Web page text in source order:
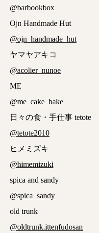
@barbookbox
Ojn Handmade Hut
@ojn_handmade_hut
ヤマヤアキコ
@acolier_nunoe
ME
@me_cake_bake
日々の食・手仕事 tetote
@tetote2010
ヒメミズキ
@himemizuki
spica and sandy
@spica_sandy
old trunk
@oldtrunk.ittenfudosan